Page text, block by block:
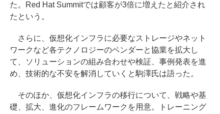
た。Red Hat Summitでは顧客が3倍に増えたと紹介され
たという。
さらに、仮想化インフラに必要なストレージやネット
ワークなど各テクノロジーのベンダーと協業を拡大し
て、ソリューションの組み合わせや検証、事例発表を進
め、技術的な不安を解消していくと駒澤氏は語った。
そのほか、仮想化インフラの移行について、戦略や基
礎、拡大、進化のフレームワークを用意。トレーニング